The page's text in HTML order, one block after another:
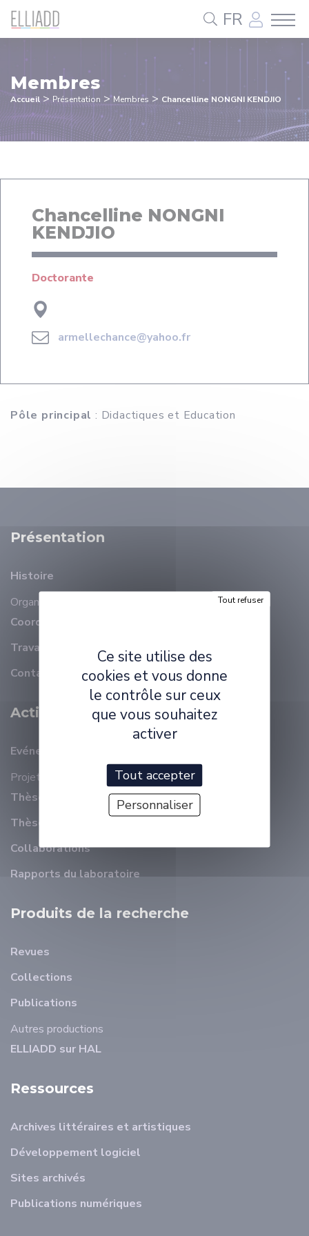
FR
Membres
Accueil > Présentation >Membres > Chancelline NONGNI KENDJIO
Chancelline NONGNI
KENDJIO
Doctorante
armellechance@yahoo.fr
Pôle principal : Didactiques et Education
Présentation
Histoire
Organisation
Coordonnées
Travailler à ELLIADD
Contact
Activité Scientifique
Evénements récents
Projets
Thèses en cours
Thèses soutenues
Collaborations
Rapports du laboratoire
Produits de la recherche
Revues
Collections
Publications
Autres productions
ELLIADD sur HAL
Ressources
Archives littéraires et artistiques
Développement logiciel
Sites archivés
Publications numériques
Panneau de gestion des cookies
Ce site utilise des
cookies et vous donne
le contrôle sur ceux
que vous souhaitez
activer
Tout accepter
Tout refuser
Personnaliser